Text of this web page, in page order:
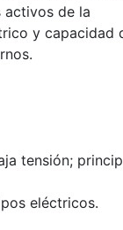
de la
y capacidad
tensión;
eléctricos.